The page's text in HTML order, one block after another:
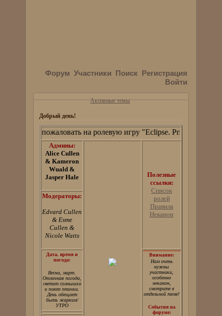
Форум Участники Поиск Регистрация
Войти
Активные темы
Добрый день!
Добро пожаловать на ролевую игру "Eclipse. Pride and
Админы:
Alice Cullen
& Kameron
Wuald &
Jasper Hale
Полезные
ссылки:
Список
ролей
Правила
Неканон
Модераторы:
Edvard Cullen
& Esme
Cullen &
Nicole Watts
Дата, время и
погода:
Весна, март.
Отличная погода,
светит солнышко
и поют птички.
День обещает
быть жарким/
УТРО
Внимание:
Нам очень
нужны
участники,
особенно
неканон,
смотрите в
отдельной теме!
События на
форуме: